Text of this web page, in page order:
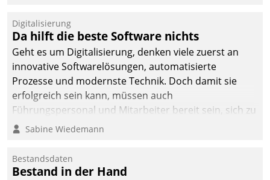
und Beschwerde-Management einen eigenen Kanal
ein.
Digitalisierung
Da hilft die beste Software nichts
Geht es um Digitalisierung, denken viele zuerst an
innovative Softwarelösungen, automatisierte
Prozesse und modernste Technik. Doch damit sie
erfolgreich sein kann, müssen auch
Führungspersonal und Mitarbeiter bereit sein, sich zu
verändern und anzupassen, sonst werden sie an ihr
Sabine Wiedemann
Bestandsdaten
Bestand in der Hand